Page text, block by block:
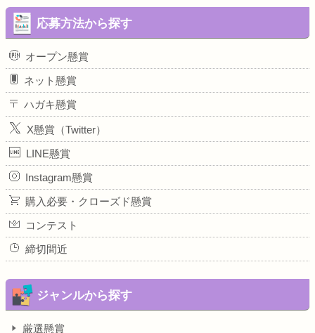
応募方法から探す
オープン懸賞
ネット懸賞
ハガキ懸賞
X懸賞（Twitter）
LINE懸賞
Instagram懸賞
購入必要・クローズド懸賞
コンテスト
締切間近
ジャンルから探す
厳選懸賞